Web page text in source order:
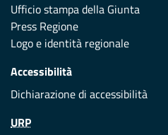
Ufficio stampa della Giunta
Press Regione
Logo e identità regionale
Accessibilità
Dichiarazione di accessibilità
URP